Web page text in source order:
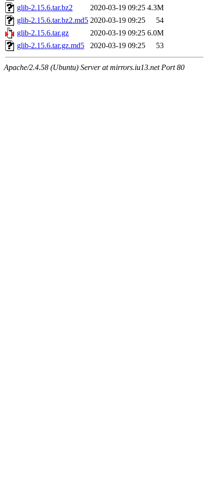
glib-2.15.6.tar.bz2
2020-03-19 09:25 4.3M
glib-2.15.6.tar.bz2.md5 2020-03-19 09:25
54
glib-2.15.6.tar.gz
2020-03-19 09:25 6.0M
glib-2.15.6.tar.gz.md5
2020-03-19 09:25 53
Apache/2.4.58 (Ubuntu) Server at mirrors.iu13.net Port 80